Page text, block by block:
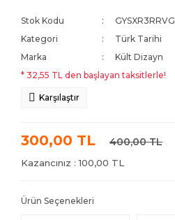
Stok Kodu
GYSXR3RRVG
Kategori
Türk Tarihi
Marka
Kült Dizayn
* 32,55 TL den başlayan taksitlerle!
Karşılaştır
300,00 TL 400,00 TL
Kazancınız : 100,00 TL
Ürün Seçenekleri